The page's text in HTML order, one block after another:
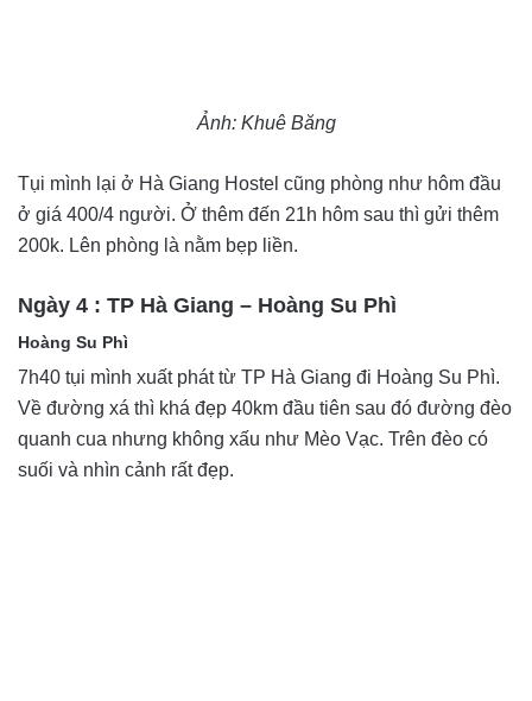
Ảnh: Khuê Băng
Tụi mình lại ở Hà Giang Hostel cũng phòng như hôm đầu
ở giá 400/4 người. Ở thêm đến 21h hôm sau thì gửi thêm
200k. Lên phòng là nằm bẹp liền.
Ngày 4 : TP Hà Giang – Hoàng Su Phì
Hoàng Su Phì
7h40 tụi mình xuất phát từ TP Hà Giang đi Hoàng Su Phì.
Về đường xá thì khá đẹp 40km đầu tiên sau đó đường đèo
quanh cua nhưng không xấu như Mèo Vạc. Trên đèo có
suối và nhìn cảnh rất đẹp.